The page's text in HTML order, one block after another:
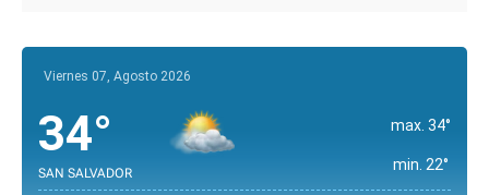
Viernes 07, Agosto 2026
34°
SAN SALVADOR
max. 34°
min. 22°